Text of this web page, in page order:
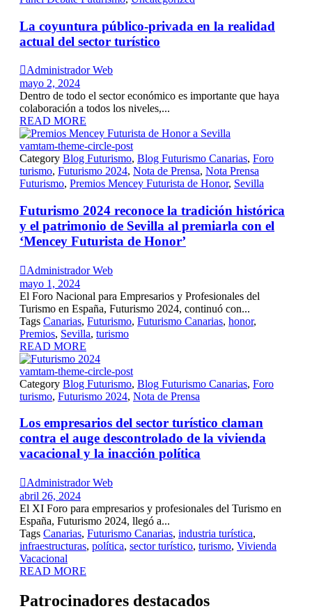
La coyuntura público-privada en la realidad
actual del sector turístico
Administrador Web
mayo 2, 2024
Dentro de todo el sector económico es importante que haya
colaboración a todos los niveles,...
READ MORE
vamtam-theme-circle-post
Category Blog Futurismo, Blog Futurismo Canarias, Foro
turismo, Futurismo 2024, Nota de Prensa, Nota Prensa
Futurismo, Premios Mencey Futurista de Honor, Sevilla
Futurismo 2024 reconoce la tradición histórica
y el patrimonio de Sevilla al premiarla con el
‘Mencey Futurista de Honor’
Administrador Web
mayo 1, 2024
El Foro Nacional para Empresarios y Profesionales del
Turismo en España, Futurismo 2024, continuó con...
Tags Canarias, Futurismo, Futurismo Canarias, honor,
Premios, Sevilla, turismo
READ MORE
vamtam-theme-circle-post
Category Blog Futurismo, Blog Futurismo Canarias, Foro
turismo, Futurismo 2024, Nota de Prensa
Los empresarios del sector turístico claman
contra el auge descontrolado de la vivienda
vacacional y la inacción política
Administrador Web
abril 26, 2024
El XI Foro para empresarios y profesionales del Turismo en
España, Futurismo 2024, llegó a...
Tags Canarias, Futurismo Canarias, industria turística,
infraestructuras, política, sector turístico, turismo, Vivienda
Vacacional
READ MORE
Patrocinadores destacados